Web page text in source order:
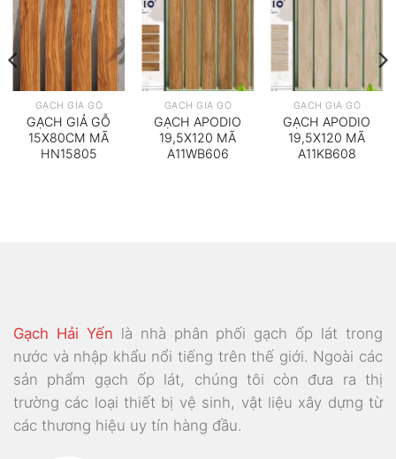
GẠCH GIẢ GỖ
GẠCH GIẢ GỖ
15X80CM MÃ
HN15805
GẠCH GIẢ GỖ
GẠCH APODIO
19,5X120 MÃ
A11WB606
GẠCH GIẢ GỖ
GẠCH APODIO
19,5X120 MÃ
A11KB608
Gạch Hải Yến là nhà phân phối gạch ốp lát trong
nước và nhập khẩu nổi tiếng trên thế giới. Ngoài các
sản phẩm gạch ốp lát, chúng tôi còn đưa ra thị
trường các loại thiết bị vệ sinh, vật liệu xây dựng từ
các thương hiệu uy tín hàng đầu.